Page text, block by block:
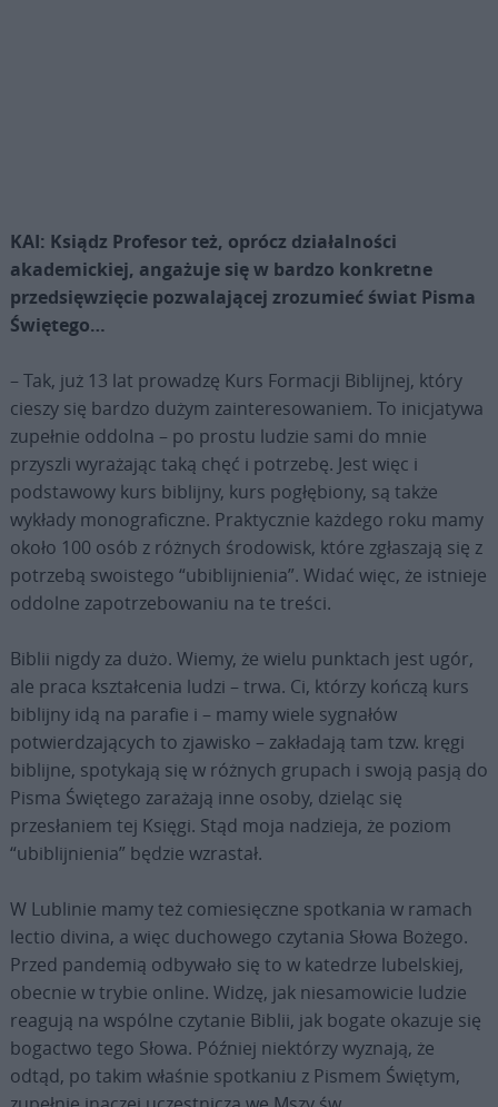
KAI: Ksiądz Profesor też, oprócz działalności
akademickiej, angażuje się w bardzo konkretne
przedsięwzięcie pozwalającej zrozumieć świat Pisma
Świętego…
– Tak, już 13 lat prowadzę Kurs Formacji Biblijnej, który
cieszy się bardzo dużym zainteresowaniem. To inicjatywa
zupełnie oddolna – po prostu ludzie sami do mnie
przyszli wyrażając taką chęć i potrzebę. Jest więc i
podstawowy kurs biblijny, kurs pogłębiony, są także
wykłady monograficzne. Praktycznie każdego roku mamy
około 100 osób z różnych środowisk, które zgłaszają się z
potrzebą swoistego “ubiblijnienia”. Widać więc, że istnieje
oddolne zapotrzebowaniu na te treści.
Biblii nigdy za dużo. Wiemy, że wielu punktach jest ugór,
ale praca kształcenia ludzi – trwa. Ci, którzy kończą kurs
biblijny idą na parafie i – mamy wiele sygnałów
potwierdzających to zjawisko – zakładają tam tzw. kręgi
biblijne, spotykają się w różnych grupach i swoją pasją do
Pisma Świętego zarażają inne osoby, dzieląc się
przesłaniem tej Księgi. Stąd moja nadzieja, że poziom
“ubiblijnienia” będzie wzrastał.
W Lublinie mamy też comiesięczne spotkania w ramach
lectio divina, a więc duchowego czytania Słowa Bożego.
Przed pandemią odbywało się to w katedrze lubelskiej,
obecnie w trybie online. Widzę, jak niesamowicie ludzie
reagują na wspólne czytanie Biblii, jak bogate okazuje się
bogactwo tego Słowa. Później niektórzy wyznają, że
odtąd, po takim właśnie spotkaniu z Pismem Świętym,